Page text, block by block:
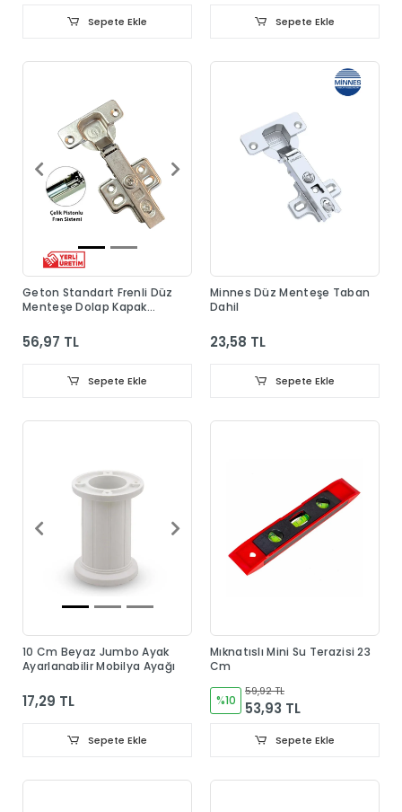
Sepete Ekle Sepete Ekle
Geton Standart Frenli Düz
Menteşe Dolap Kapak
56,97 TL
Sepete Ekle
Minnes Düz Menteşe Taban
Dahil
23,58 TL
Sepete Ekle
10 Cm Beyaz Jumbo Ayak
Ayarlanabilir Mobilya Ayağı
17,29 TL
Sepete Ekle
Mıknatıslı Mini Su Terazisi 23
Cm
%10
59,92 TL
53,93 TL
Sepete Ekle